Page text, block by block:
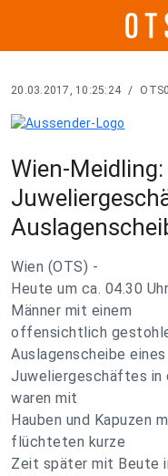
20.03.2017, 10:25:24 /
Wien-
Wien (OTS) -
Heute um ca. 04.30
Männer mit einem
offensichtlich
Auslagenscheibe eines
Juweliergeschäftes in
waren mit
Hauben und Kapuzen
flüchteten kurze
Zeit später mit Beute